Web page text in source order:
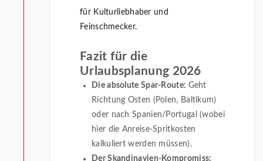
für Kulturliebhaber und
Feinschmecker.
Fazit für die
Urlaubsplanung 2026
Die absolute Spar-Route: Geht
Richtung Osten (Polen, Baltikum)
oder nach Spanien/Portugal (wobei
hier die Anreise-Spritkosten
kalkuliert werden müssen).
Der Skandinavien-Kompromiss: